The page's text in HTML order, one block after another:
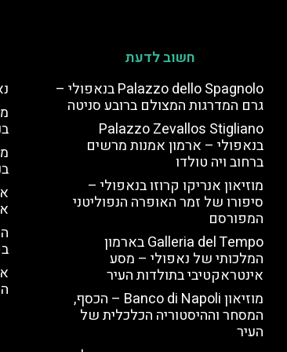
חשוב לדעת
Palazzo dello Spagnolo בנאפולי –
גרם המדרגות המצולם ברובע סניטה
Palazzo Zevallos Stigliano
בנאפולי – ארמון אמנות מרשים
ברחוב ויה טולדו
מוזיאון אנריקו קרוזו בנאפולי –
סיפורו של זמר האופרה הנפוליטני
המפורסם
Galleria del Tempo בארמון
המלכותי של נאפולי – מסע
אינטראקטיבי בתולדות העיר
מוזיאון Banco di Napoli – הכסף,
המסחר וההיסטוריה הכלכלית של
העיר